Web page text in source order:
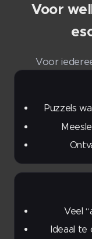
Voor
Voor
Puzzels
Veel
Ideaal te